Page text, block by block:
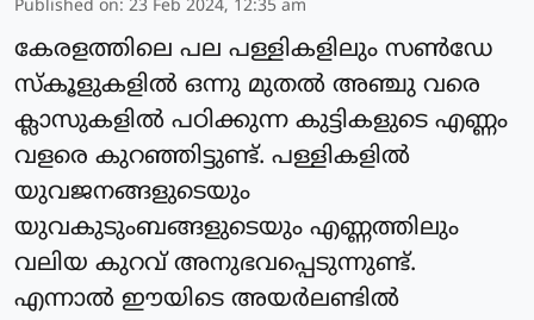
Published on: 23 Feb 2024, 12:35 am
കേരളത്തിലെ പല പള്ളികളിലും സണ്‍ഡേ
സ്‌കൂളുകളില്‍ ഒന്നു മുതല്‍ അഞ്ചു വരെ
ക്ലാസുകളില്‍ പഠിക്കുന്ന കുട്ടികളുടെ എണ്ണം
വളരെ കുറഞ്ഞിട്ടുണ്ട്. പള്ളികളില്‍
യുവജനങ്ങളുടെയും
യുവകുടുംബങ്ങളുടെയും എണ്ണത്തിലും
വലിയ കുറവ് അനുഭവപ്പെടുന്നുണ്ട്.
എന്നാല്‍ ഈയിടെ അയര്‍ലണ്ടില്‍